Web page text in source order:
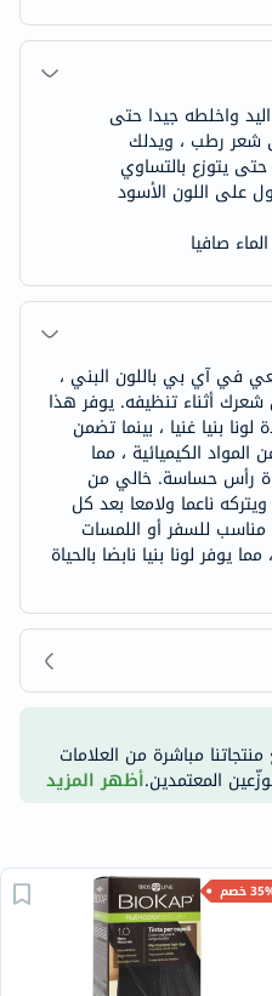
واخلطه جيدا حتى
شعر رطب ، ويدلك
يتوزع بالتساوي
للحصول على اللون الأسود
صافيا
في آي بي باللون البني ،
أثناء تنظيفه. يوفر هذا
بنيا غنيا ، بينما تضمن
المواد الكيميائية ، مما
رأس حساسة. خالي من
ويتركه ناعما ولامعا بعد كل
للسفر أو اللمسات
يوفر لونا بنيا نابضا بالحياة
مباشرة من العلامات
المعتمدين.أظهر المزيد
خصم